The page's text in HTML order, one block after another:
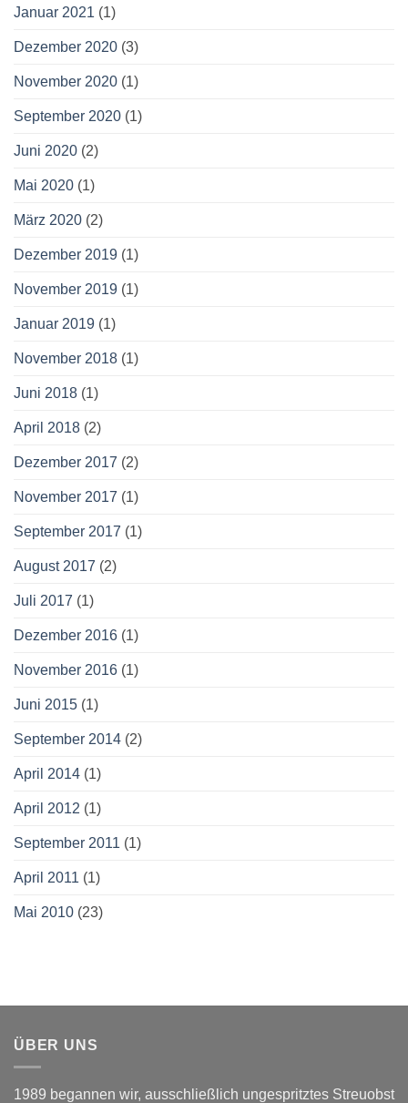
Januar 2021 (1)
Dezember 2020 (3)
November 2020 (1)
September 2020 (1)
Juni 2020 (2)
Mai 2020 (1)
März 2020 (2)
Dezember 2019 (1)
November 2019 (1)
Januar 2019 (1)
November 2018 (1)
Juni 2018 (1)
April 2018 (2)
Dezember 2017 (2)
November 2017 (1)
September 2017 (1)
August 2017 (2)
Juli 2017 (1)
Dezember 2016 (1)
November 2016 (1)
Juni 2015 (1)
September 2014 (2)
April 2014 (1)
April 2012 (1)
September 2011 (1)
April 2011 (1)
Mai 2010 (23)
ÜBER UNS
1989 begannen wir, ausschließlich ungespritztes Streuobst